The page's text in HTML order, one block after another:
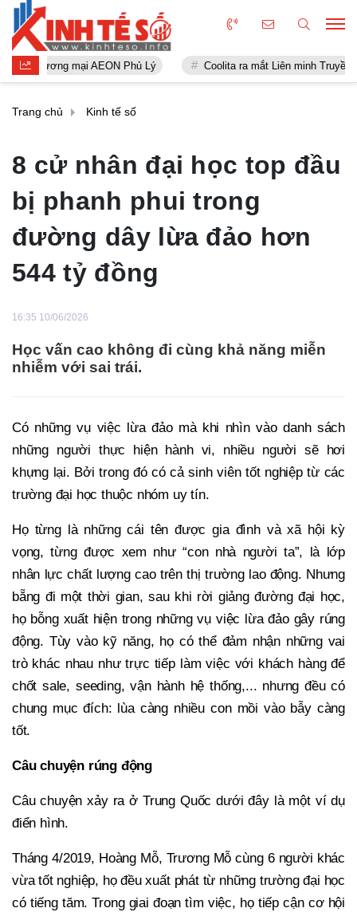
AEON Phủ Lý Coolita ra mắt Liên minh Truyền thông FAST
Trang chủ Kinh tế số
8 cử nhân đại học top đầu
bị phanh phui trong
đường dây lừa đảo hơn
544 tỷ đồng
16:35 10/06/2026
Học vấn cao không đi cùng khả năng miễn
nhiễm với sai trái.
Có những vụ việc lừa đảo mà khi nhìn vào danh sách
những người thực hiện hành vi, nhiều người sẽ hơi
khựng lại. Bởi trong đó có cả sinh viên tốt nghiệp từ các
trường đại học thuộc nhóm uy tín.
Họ từng là những cái tên được gia đình và xã hội kỳ
vọng, từng được xem như “con nhà người ta”, là lớp
nhân lực chất lượng cao trên thị trường lao động. Nhưng
bẵng đi một thời gian, sau khi rời giảng đường đại học,
họ bỗng xuất hiện trong những vụ việc lừa đảo gây rúng
động. Tùy vào kỹ năng, họ có thể đảm nhận những vai
trò khác nhau như trực tiếp làm việc với khách hàng để
chốt sale, seeding, vận hành hệ thống,... nhưng đều có
chung mục đích: lùa càng nhiều con mồi vào bẫy càng
tốt.
Câu chuyện rúng động
Câu chuyện xảy ra ở Trung Quốc dưới đây là một ví dụ
điển hình.
Tháng 4/2019, Hoàng Mỗ, Trương Mỗ cùng 6 người khác
vừa tốt nghiệp, họ đều xuất phát từ những trường đại học
có tiếng tăm. Trong giai đoạn tìm việc, họ tiếp cận cơ hội